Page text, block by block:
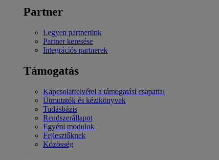
Partner
Legyen partnerünk
Partner keresése
Integrációs partnerek
Támogatás
Kapcsolatfelvétel a támogatási csapattal
Útmutatók és kézikönyvek
Tudásbázis
Rendszerállapot
Egyéni modulok
Fejlesztőknek
Közösség